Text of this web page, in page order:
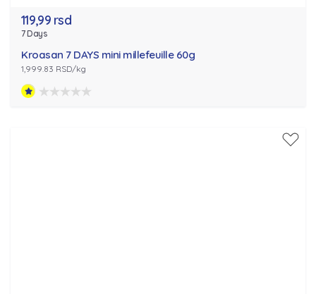
119,99 rsd
7 Days
Kroasan 7 DAYS mini millefeuille 60g
1,999.83 RSD/kg